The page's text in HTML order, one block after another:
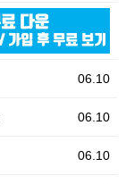
06.10
06.10
06.10